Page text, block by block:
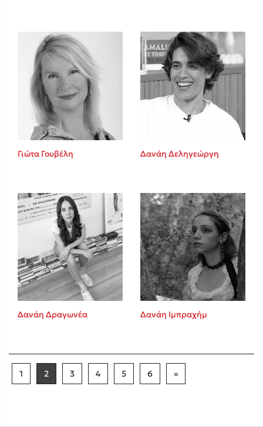
Γιώτα Γουβέλη Δανάη Δεληγεώργη
Δανάη Δραγωνέα Δανάη Ιμπραχήμ
1 2 3 4 5 6 »